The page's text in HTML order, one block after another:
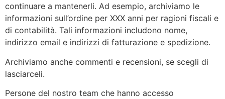
continuare a mantenerli. Ad esempio, archiviamo le
informazioni sull’ordine per XXX anni per ragioni fiscali e
di contabilità. Tali informazioni includono nome,
indirizzo email e indirizzi di fatturazione e spedizione.
Archiviamo anche commenti e recensioni, se scegli di
lasciarceli.
Persone del nostro team che hanno accesso